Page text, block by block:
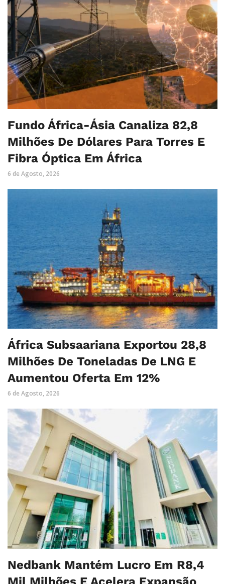
Fundo África-Ásia Canaliza 82,8
Milhões De Dólares Para Torres E
Fibra Óptica Em África
6 de Agosto, 2026
África Subsaariana Exportou 28,8
Milhões De Toneladas De LNG E
Aumentou Oferta Em 12%
6 de Agosto, 2026
Nedbank Mantém Lucro Em R8,4